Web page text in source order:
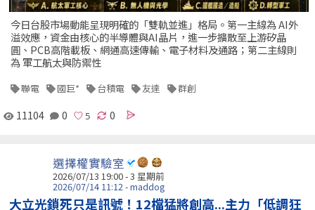
今日台股市場動能呈現明確的「雙軌並進」格局。第一主線為 AI外
溢效應，資金由核心的半導體與AI晶片，進一步擴散至上游矽晶
圓、PCB高階載板、網通高速傳輸、電子材料及通路；第二主線則
為 軍工航太與防禦性
聯電 國巨* 台積電 友達 群創
11104 0 0
選擇權實驗室
2026/07/13 19:00 - 3 星期前
2026/07/14 11:12 - maddog
大立光鎖死只是訊號！12檔猛將創高...主力「低調狂